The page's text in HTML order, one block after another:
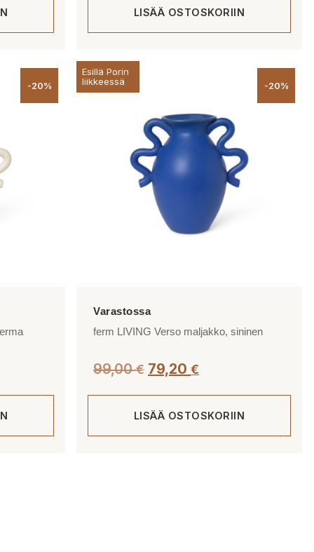
LISÄÄ OSTOSKORIIN
-20%
Esillä Porin
liikkeessä
-20%
ferm LIVING Verso maljakko, sininen
99,00€ 79,20 €
LISÄÄ OSTOSKORIIN